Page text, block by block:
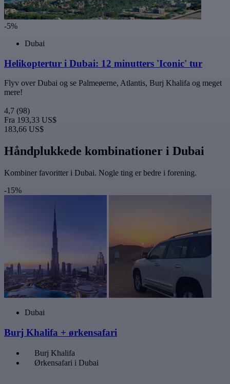
-5%
Dubai
Helikoptertur i Dubai: 12 minutters 'Iconic' tur
Flyv over Dubai og se Palmeøerne, Atlantis, Burj Khalifa og meget
mere!
4,7 (98)
Fra 193,33 US$
183,66 US$
Håndplukkede kombinationer i Dubai
Kombiner favoritter i Dubai. Nogle ting er bedre i forening.
-15%
Dubai
Burj Khalifa + ørkensafari
Burj Khalifa
Ørkensafari i Dubai